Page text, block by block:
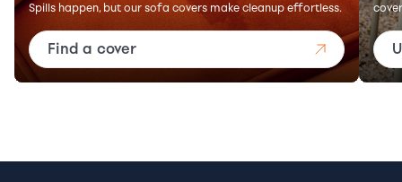
Spills happen, but our sofa covers make cleanup effortless.
Find a cover